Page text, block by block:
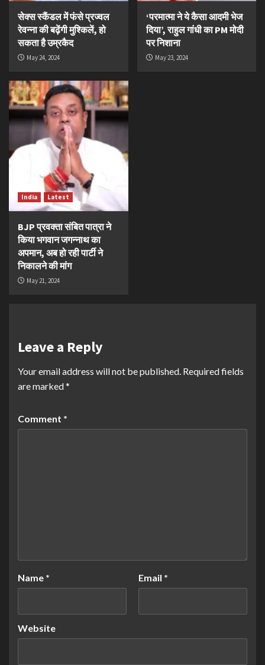
सेक्स स्कैंडल में फंसे प्रज्वल
रेवन्ना की बढ़ेंगी मुश्किलें, हो
सकता है उम्रकैद
May 24, 2024
‘परमात्मा ने ये कैसा आदमी भेज
दिया’, राहुल गांधी का PM मोदी
पर निशाना
May 23, 2024
India Latest
BJP प्रवक्ता संबित पात्रा ने
किया भगवान जगन्नाथ का
अपमान, अब हो रही पार्टी ने
निकालने की मांग
May 21, 2024
Leave a Reply
Your email address will not be published. Required fields
are marked*
Comment *
Name * Email *
Website